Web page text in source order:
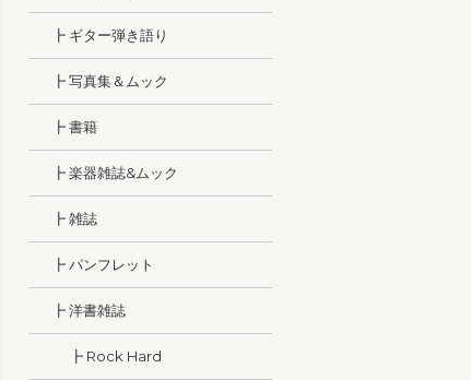
┣ ギター弾き語り
┣ 写真集＆ムック
┣ 書籍
┣ 楽器雑誌&ムック
┣ 雑誌
┣ パンフレット
┣ 洋書雑誌
┣ Rock Hard